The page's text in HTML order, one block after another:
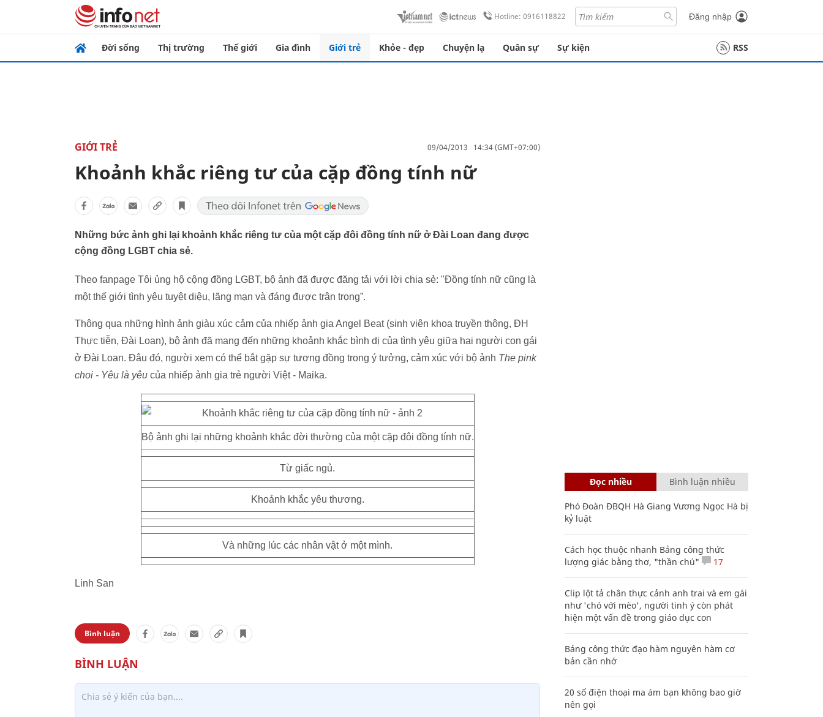
Hotline: 0916118822 Đăng nhập
Đời sống Thị trường Thế giới Gia đình Giới trẻ Khỏe - đẹp Chuyện lạ Quân sự Sự kiện RSS
GIỚI TRẺ 09/04/2013 14:34 (GMT+07:00)
Khoảnh khắc riêng tư của cặp đồng tính nữ
Những bức ảnh ghi lại khoảnh khắc riêng tư của một cặp đôi đồng tính nữ ở Đài Loan đang được
cộng đồng LGBT chia sẻ.
Theo fanpage Tôi ủng hộ cộng đồng LGBT, bộ ảnh đã được đăng tải với lời chia sẻ: "Đồng tính nữ cũng là
một thế giới tình yêu tuyệt diệu, lãng mạn và đáng được trân trọng”.
Thông qua những hình ảnh giàu xúc cảm của nhiếp ảnh gia Angel Beat (sinh viên khoa truyền thông, ĐH
Thực tiễn, Đài Loan), bộ ảnh đã mang đến những khoảnh khắc bình dị của tình yêu giữa hai người con gái
ở Đài Loan. Đâu đó, người xem có thể bắt gặp sự tương đồng trong ý tưởng, cảm xúc với bộ ảnh The pink
choi - Yêu là yêu của nhiếp ảnh gia trẻ người Việt - Maika.
Bộ ảnh ghi lại những khoảnh khắc đời thường của một cặp đôi đồng tính nữ.
Từ giấc ngủ.
Khoảnh khắc yêu thương.
Và những lúc các nhân vật ở một mình.
Linh San
Bình luận
Đọc nhiều Bình luận nhiều
Phó Đoàn ĐBQH Hà Giang Vương Ngọc Hà bị
kỷ luật
Cách học thuộc nhanh Bảng công thức
lượng giác bằng thơ, "thần chú"
17
Clip lột tả chân thực cảnh anh trai và em gái
như 'chó với mèo', người tinh ý còn phát
hiện một vấn đề trong giáo dục con
Bảng công thức đạo hàm nguyên hàm cơ
bản cần nhớ
20 số điện thoại ma ám bạn không bao giờ
nên gọi